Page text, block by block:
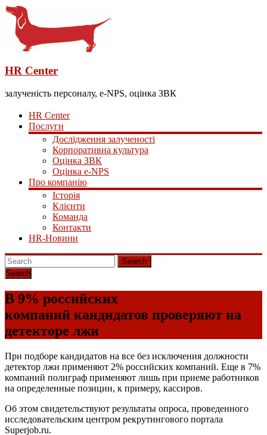
HR Center
залученість персоналу, e-NPS, оцінка ЗВК
HR Center
Послуги
Дослідження залученості
Корпоративна культура
Оцінка ЗВК
Оцінка e-NPS
Про компанію
Історія
Клієнти
Команда
Контакти
HR-Новини
Search
В 9% российских
компаний кандидатов проверяют на
детекторе лжи
При подборе кандидатов на все без исключения должности
детектор лжи применяют 2% российских компаний. Еще в 7%
компаний полиграф применяют лишь при приеме работников
на определенные позиции, к примеру, кассиров.
Об этом свидетельствуют результаты опроса, проведенного
исследовательским центром рекрутингового портала
Superjob.ru.